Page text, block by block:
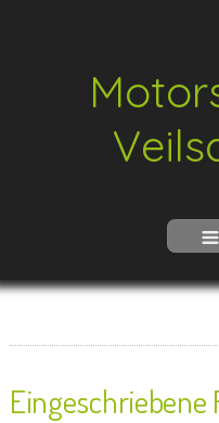
Eingeschriebene